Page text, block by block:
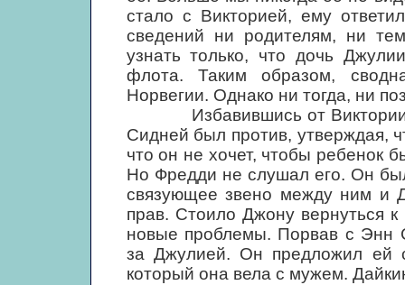
стало с Викторией, ему
сведений ни родителям, ни
узнать только, что дочь
флота. Таким образом,
Норвегии. Однако ни тогда, ни
Избавившись от Виктории,
Сидней был против, утверждая,
что он не хочет, чтобы ребенок
Но Фредди не слушал его. Он
связующее звено между ним и
прав. Стоило Джону вернуться
новые проблемы. Порвав с Энн
за Джулией. Он предложил ей
который она вела с мужем.